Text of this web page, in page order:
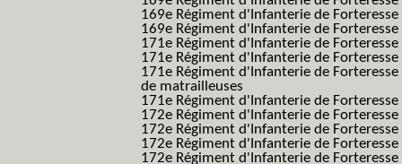
169e Régiment d'Infanterie de
169e Régiment d'Infanterie de
171e Régiment d'Infanterie de Forteresse
171e Régiment d'Infanterie de
171e Régiment d'Infanterie de
de matrailleuses
171e Régiment d'Infanterie de
172e Régiment d'Infanterie de Forteresse
172e Régiment d'Infanterie de Forteresse
172e Régiment d'Infanterie de
172e Régiment d'Infanterie de